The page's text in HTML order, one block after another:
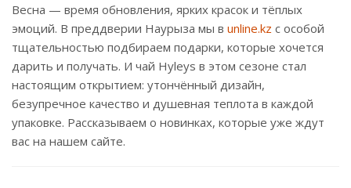
Весна — время обновления, ярких красок и тёплых
эмоций. В преддверии Наурыза мы в unline.kz с особой
тщательностью подбираем подарки, которые хочется
дарить и получать. И чай Hyleys в этом сезоне стал
настоящим открытием: утончённый дизайн,
безупречное качество и душевная теплота в каждой
упаковке. Рассказываем о новинках, которые уже ждут
вас на нашем сайте.